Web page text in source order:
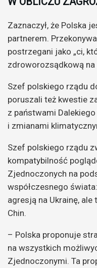
Zaznaczył, że Polska
partnerem.
postrzegani jako „ci,
zdroworozsądkową na
Szef polskiego rządu
poruszali też kwestie
z państwami
i zmianami
Szef polskiego rządu
kompatybilność
Zjednoczonych na
współczesnego
agresją na Ukrainę,
Chin.
– Polska proponuje
na wszystkich
Zjednoczonymi. Ta